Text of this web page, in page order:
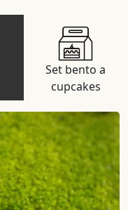
Set bento a
cupcakes